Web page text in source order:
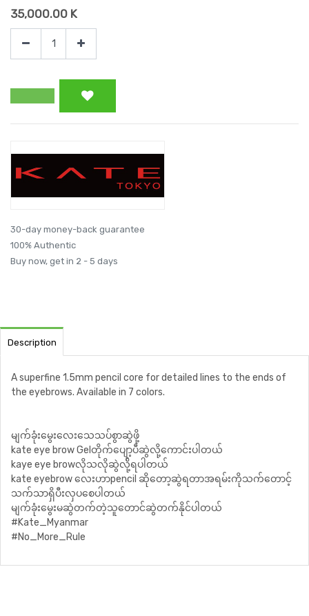
35,000.00 K
30-day money-back guarantee
100% Authentic
Buy now, get in 2 - 5 days
Description
A superfine 1.5mm pencil core for detailed lines to the ends of
the eyebrows. Available in 7 colors.
မျက်ခုံးမွေးလေးသေသပ်စွာဆွဲဖို့
kate eye brow Gelတိုက်ပျော့ပီဆွဲလို့ကောင်းပါတယ်
kaye eye browလိုသလိုဆွဲလ်ို့ရပါတယ်
kate eyebrow လေးဟာpencil ဆိုတော့ဆွဲရတာအရမ်းကိုသက်တောင့်
သက်သာရှိပီးလှပစေပါတယ်
မျက်ခုံးမွေးမဆွဲတက်တဲ့သူတောင်ဆွဲတက်နိုင်ပါတယ်
#Kate_Myanmar
#No_More_Rule